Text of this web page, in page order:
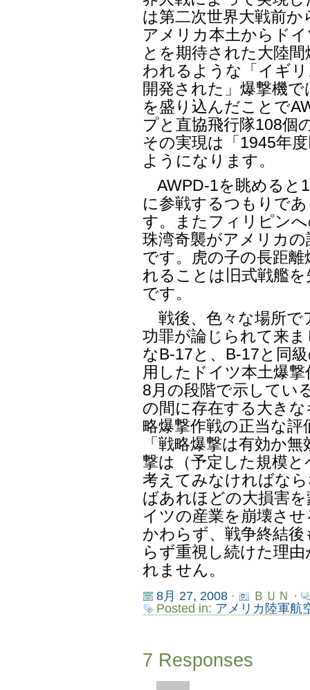
は第二次世界大戦前
アメリカ本土からド
とを期待された大陸
われるような「イギ
開発された」爆撃機
を盛り込んだことで
プと直協飛行隊108個
その実現は「1945年
ようになります。
AWPD-1を眺めると
に参戦するつもりで
す。またフィリピン
珠湾奇襲がアメリカ
です。虎の子の長距
れることは旧式戦艦
です。
戦後、色々な場所で
功罪が論じられて来
なB-17と、B-17と同
用したドイツ本土爆
8月の段階で示してい
の間に存在する大き
略爆撃作戦の正当な
「戦略爆撃は有効か
撃は（予定した規模
考えてみなければな
ばあれほどの大損害
イツの産業を崩壊さ
かわらず、戦争終結
らず重視し続けた理
れません。
8月 27, 2008·
ＢＵＮ ·
Posted in: アメリカ陸軍航
7 Responses